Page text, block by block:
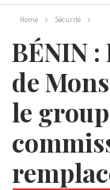
Home Sécurité
BÉNIN
de
le